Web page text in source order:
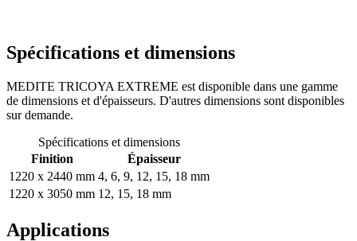
Spécifications et dimensions
MEDITE TRICOYA EXTREME est disponible dans une gamme
de dimensions et d'épaisseurs. D'autres dimensions sont disponibles
sur demande.
Spécifications et dimensions
Finition
Épaisseur
1220 x 2440 mm 4, 6, 9, 12, 15, 18 mm
1220 x 3050 mm 12, 15, 18 mm
Applications